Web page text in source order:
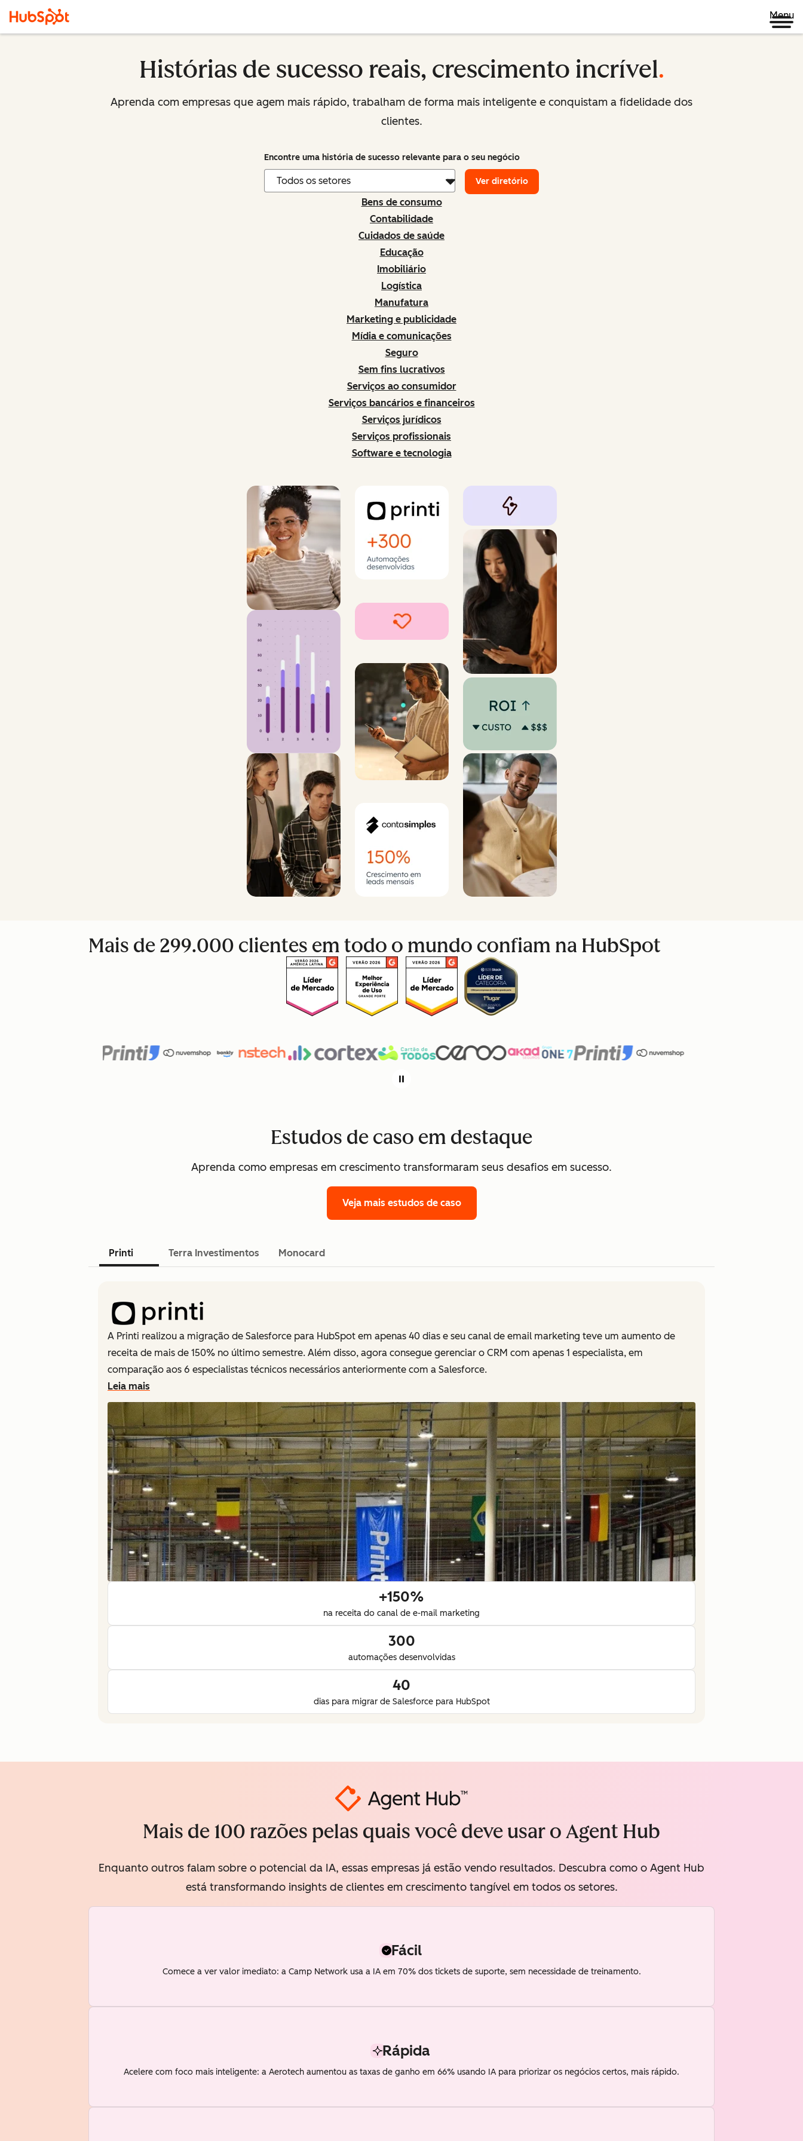
Menu
Histórias de sucesso reais, crescimento incrível.
Aprenda com empresas que agem mais rápido, trabalham de forma mais inteligente e conquistam a fidelidade dos
clientes.
Encontre uma história de sucesso relevante para o seu negócio
Ver diretório
Bens de consumo
Contabilidade
Cuidados de saúde
Educação
Imobiliário
Logística
Manufatura
Marketing e publicidade
Mídia e comunicações
Seguro
Sem fins lucrativos
Serviços ao consumidor
Serviços bancários e financeiros
Serviços jurídicos
Serviços profissionais
Software e tecnologia
Mais de 299.000 clientes em todo o mundo confiam na HubSpot
Estudos de caso em destaque
Aprenda como empresas em crescimento transformaram seus desafios em sucesso.
Veja mais estudos de caso
Printi Terra Investimentos Monocard
+150%
na receita do canal de e-mail marketing
300
automações desenvolvidas
40
dias para migrar de Salesforce para HubSpot
A Printi realizou a migração de Salesforce para HubSpot em apenas 40 dias e seu canal de email marketing teve um aumento de
receita de mais de 150% no último semestre. Além disso, agora consegue gerenciar o CRM com apenas 1 especialista, em
comparação aos 6 especialistas técnicos necessários anteriormente com a Salesforce.
Leia mais
Mais de 100 razões pelas quais você deve usar o Agent Hub
Enquanto outros falam sobre o potencial da IA, essas empresas já estão vendo resultados. Descubra como o Agent Hub
está transformando insights de clientes em crescimento tangível em todos os setores.
Fácil
Comece a ver valor imediato: a Camp Network usa a IA em 70% dos tickets de suporte, sem necessidade de treinamento.
Rápida
Acelere com foco mais inteligente: a Aerotech aumentou as taxas de ganho em 66% usando IA para priorizar os negócios certos, mais rápido.